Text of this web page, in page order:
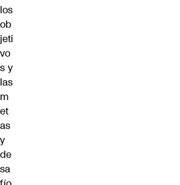
los
ob
jeti
vo
s y
las
m
et
as
y
de
sa